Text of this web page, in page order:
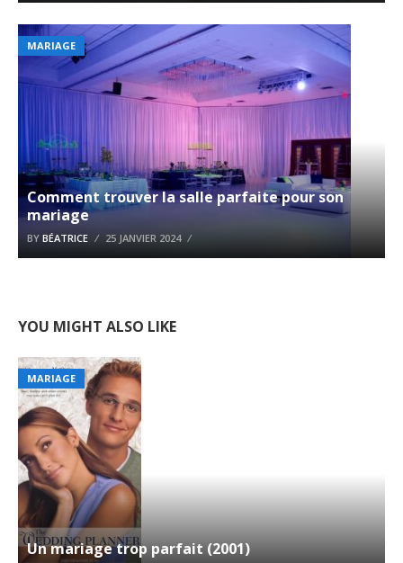
MARIAGE
Comment trouver la salle parfaite pour son
mariage
BY BÉATRICE 25 JANVIER 2024
YOU MIGHT ALSO LIKE
MARIAGE
Un mariage trop parfait (2001)